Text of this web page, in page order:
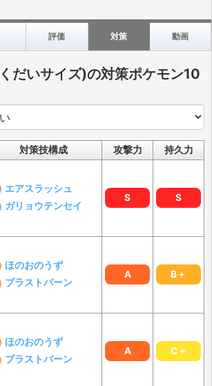
評価 対策 動画
だいサイズ)の対策ポケモン10
対策技構成 攻撃力 持久力
エアスラッシュ
ガリョウテンセイ
S S
ほのおのうず
ブラストバーン
A B＋
ほのおのうず
ブラストバーン
A C＋